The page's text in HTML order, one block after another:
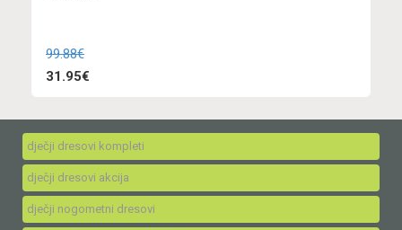
99.88€
31.95€
dječji dresovi kompleti
dječji dresovi akcija
dječji nogometni dresovi